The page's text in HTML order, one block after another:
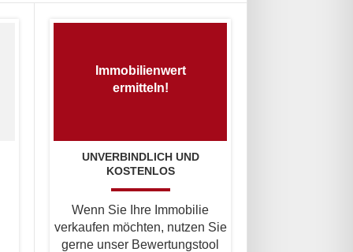
Immobilienwert
ermitteln!
UNVERBINDLICH UND
KOSTENLOS
Wenn Sie Ihre Immobilie
verkaufen möchten, nutzen Sie
gerne unser Bewertungstool